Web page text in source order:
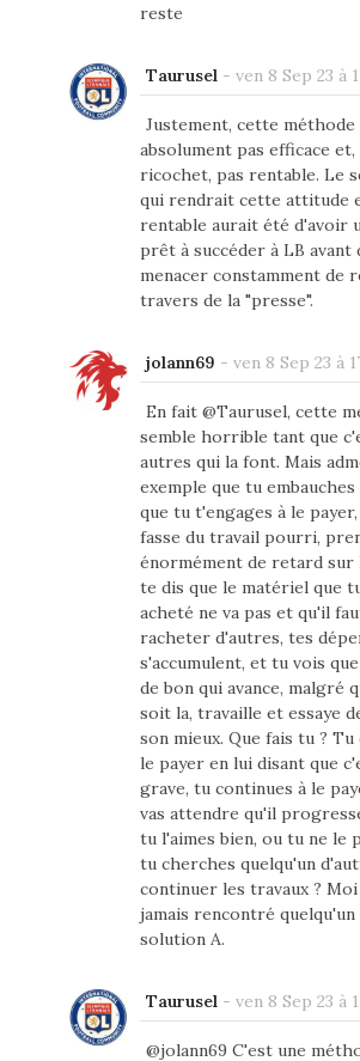
reste
Taurusel - ven 8 Sep 23 à
Justement, cette méthode
absolument pas efficace
ricochet, pas rentable. Le
qui rendrait cette attitude
rentable aurait été d'avoir
prêt à succéder à LB avant
menacer constamment de
travers de la "presse".
jolann69 - ven 8 Sep 23 à
En fait @Taurusel, cette
semble horrible tant que
autres qui la font. Mais
exemple que tu
que tu t'engages à le
fasse du travail pourri,
énormément de retard sur
te dis que le matériel que
acheté ne va pas et qu'il
racheter d'autres, tes
s'accumulent, et tu vois
de bon qui avance, malgré
soit la, travaille et essaye
son mieux. Que fais tu ? Tu
le payer en lui disant que
grave, tu continues à le
vas attendre qu'il
tu l'aimes bien, ou tu ne le
tu cherches quelqu'un
continuer les travaux ?
jamais rencontré quelqu'un
solution A.
Taurusel - ven 8 Sep 23 à
@jolann69 C'est une